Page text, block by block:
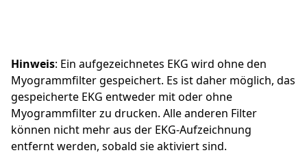
Hinweis: Ein aufgezeichnetes EKG wird ohne den
Myogrammfilter gespeichert. Es ist daher möglich, das
gespeicherte EKG entweder mit oder ohne
Myogrammfilter zu drucken. Alle anderen Filter
können nicht mehr aus der EKG-Aufzeichnung
entfernt werden, sobald sie aktiviert sind.